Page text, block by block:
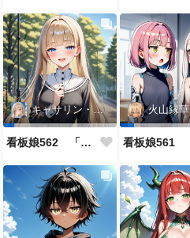
キャサリン・アストリー
看板娘562 「キャサリン・アストリーのよもやま話」
火山縁華